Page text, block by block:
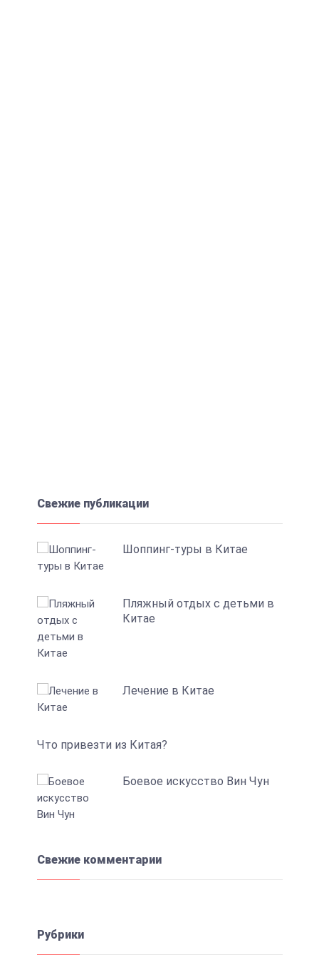
Свежие публикации
Шоппинг-туры в Китае
Пляжный отдых с детьми в
Китае
Лечение в Китае
Что привезти из Китая?
Боевое искусство Вин Чун
Свежие комментарии
Рубрики